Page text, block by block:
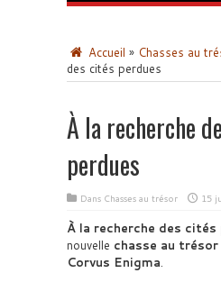
Accueil » Chasses au
des cités perdues
À la recherche
perdues
Dans Chasses au trésor 15
À la recherche des cités
nouvelle chasse au trésor
Corvus Enigma.